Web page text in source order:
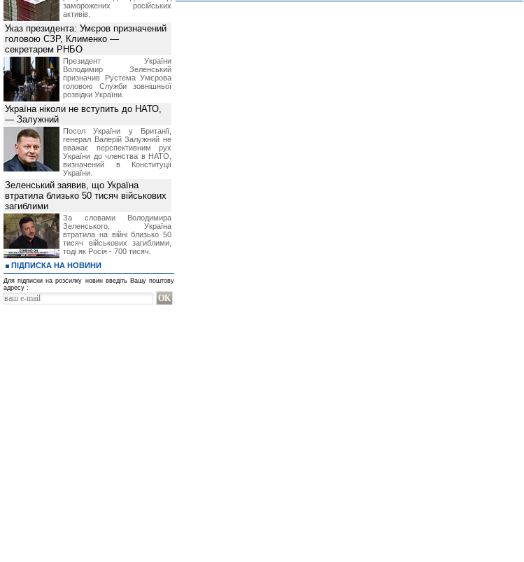
заморожених російських
активів.
Указ президента: Умєров призначений
головою СЗР, Клименко —
секретарем РНБО
Президент України
Володимир Зеленський
призначив Pустема Умєрова
головою Служби зовнішньої
розвідки України.
Україна ніколи не вступить до НАТО,
— Залужний
Посол України у Британії,
генерал Валерій Залужний не
вважає перспективним рух
України до членства в НАТО,
визначений в Конституції
України.
Зеленський заявив, що Україна
втратила близько 50 тисяч військових
загиблими
За словами Володимира
Зеленського, Україна
втратила на війні близько 50
тисяч військових загиблими,
тоді як Росія - 700 тисяч.
ПІДПИСКА НА НОВИНИ
Для підписки на розсилку новин введіть Вашу поштову
адресу :